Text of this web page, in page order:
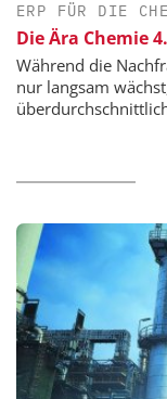
ERP FÜR DIE
Die Ära Chemie
Während die
nur langsam